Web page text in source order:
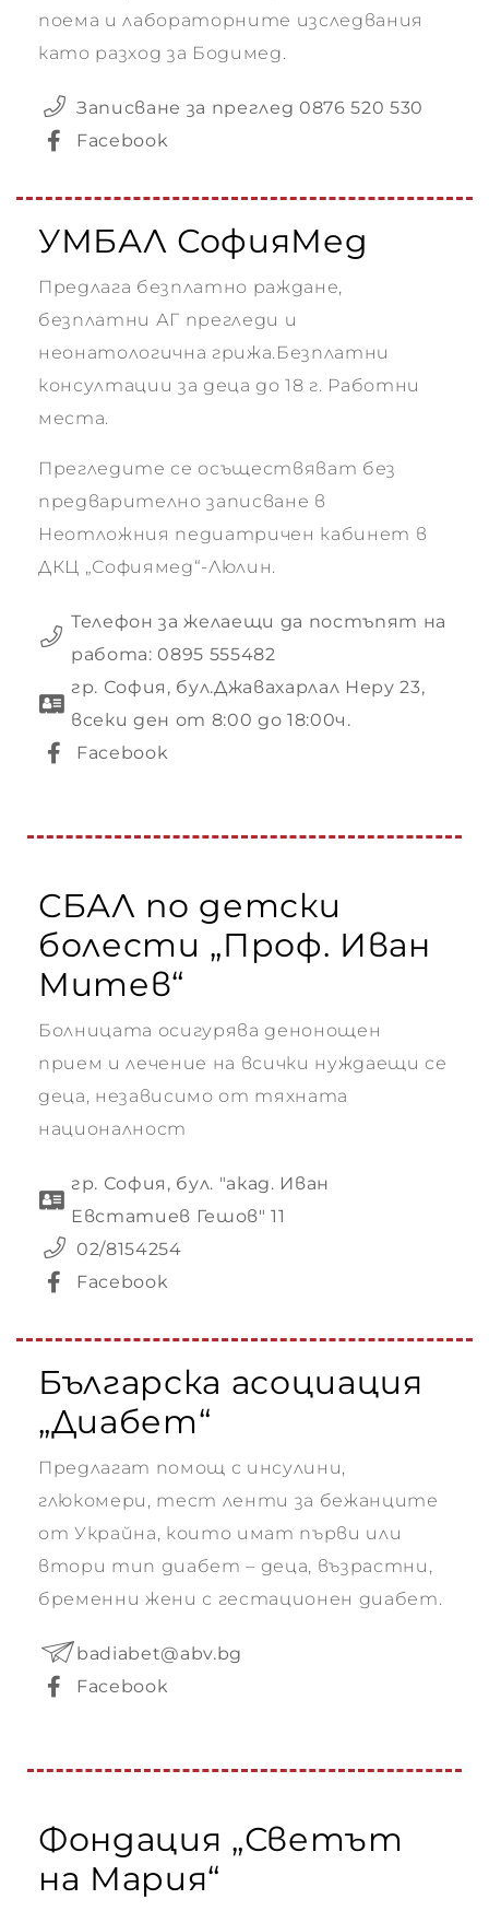
поема и лабораторните изследвания
като разход за Бодимед.
Записване за преглед 0876 520 530
Facebook
УМБАЛ СофияМед
Предлага безплатно раждане,
безплатни АГ прегледи и
неонатологична грижа.Безплатни
консултации за деца до 18 г. Работни
места.
Прегледите се осъществяват без
предварително записване в
Неотложния педиатричен кабинет в
ДКЦ „Софиямед“-Люлин.
Телефон за желаещи да постъпят на
работа: 0895 555482
гр. София, бул.Джавахарлал Неру 23,
всеки ден от 8:00 до 18:00ч.
Facebook
СБАЛ по детски
болести „Проф. Иван
Митев“
Болницата осигурява денонощен
прием и лечение на всички нуждаещи се
деца, независимо от тяхната
националност
гр. София, бул. "акад. Иван
Евстатиев Гешов" 11
02/8154254
Facebook
Българска асоциация
„Диабет“
Предлагат помощ с инсулини,
глюкомери, тест ленти за бежанците
от Украйна, които имат първи или
втори тип диабет – деца, възрастни,
бременни жени с гестационен диабет.
badiabet@abv.bg
Facebook
Фондация „Светът
на Мария“